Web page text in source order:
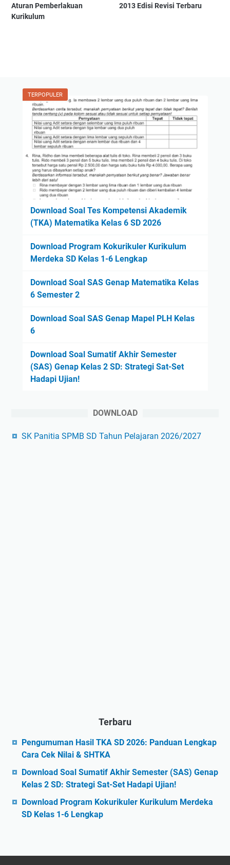
Aturan Pemberlakuan
Kurikulum
2013 Edisi Revisi Terbaru
TERPOPULER
Download Soal Tes Kompetensi Akademik
(TKA) Matematika Kelas 6 SD 2026
Download Program Kokurikuler Kurikulum
Merdeka SD Kelas 1-6 Lengkap
Download Soal SAS Genap Matematika Kelas
6 Semester 2
Download Soal SAS Genap Mapel PLH Kelas
6
Download Soal Sumatif Akhir Semester
(SAS) Genap Kelas 2 SD: Strategi Sat-Set
Hadapi Ujian!
DOWNLOAD
SK Panitia SPMB SD Tahun Pelajaran 2026/2027
Terbaru
Pengumuman Hasil TKA SD 2026: Panduan Lengkap
Cara Cek Nilai & SHTKA
Download Soal Sumatif Akhir Semester (SAS) Genap
Kelas 2 SD: Strategi Sat-Set Hadapi Ujian!
Download Program Kokurikuler Kurikulum Merdeka
SD Kelas 1-6 Lengkap